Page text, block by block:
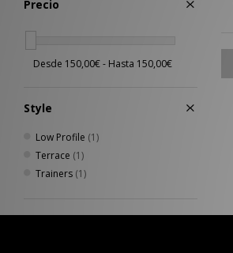
Precio
Style
Low Profile (1)
Terrace (1)
Trainers (1)